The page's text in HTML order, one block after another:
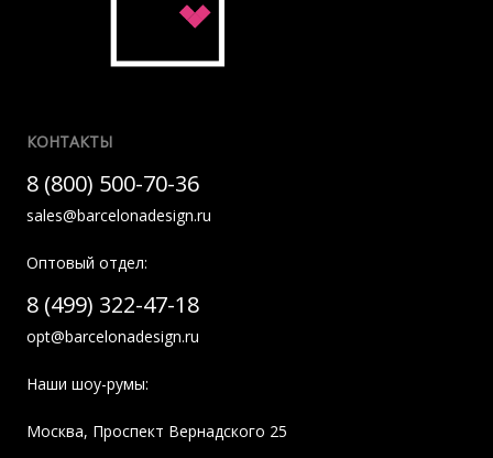
КОНТАКТЫ
8 (800) 500-70-36
sales@barcelonadesign.ru
Оптовый отдел:
8 (499) 322-47-18
opt@barcelonadesign.ru
Наши шоу-румы:
Москва, Проспект Вернадского 25